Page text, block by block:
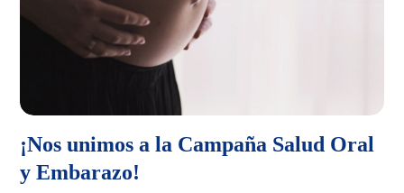
¡Nos unimos a la Campaña Salud Oral
y Embarazo!